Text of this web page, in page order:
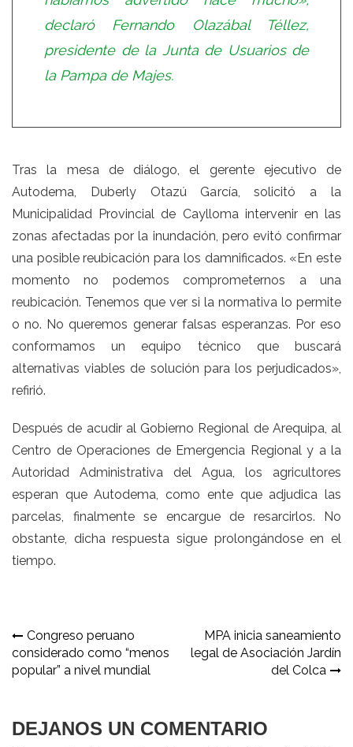
declaró Fernando Olazábal Téllez,
presidente de la Junta de Usuarios de
la Pampa de Majes.
Tras la mesa de diálogo, el gerente ejecutivo de
Autodema, Duberly Otazú García, solicitó a la
Municipalidad Provincial de Caylloma intervenir en las
zonas afectadas por la inundación, pero evitó confirmar
una posible reubicación para los damnificados. «En este
momento no podemos comprometernos a una
reubicación. Tenemos que ver si la normativa lo permite
o no. No queremos generar falsas esperanzas. Por eso
conformamos un equipo técnico que buscará
alternativas viables de solución para los perjudicados»,
refirió.
Después de acudir al Gobierno Regional de Arequipa, al
Centro de Operaciones de Emergencia Regional y a la
Autoridad Administrativa del Agua, los agricultores
esperan que Autodema, como ente que adjudica las
parcelas, finalmente se encargue de resarcirlos. No
obstante, dicha respuesta sigue prolongándose en el
tiempo.
Navegación
de
Congreso peruano
considerado como “menos
popular” a nivel mundial
MPA inicia saneamiento
legal de Asociación Jardín
del Colca
DEJANOS UN COMENTARIO